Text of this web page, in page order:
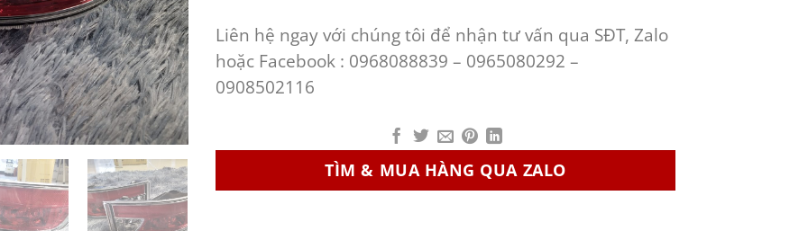
Liên hệ ngay với chúng tôi để nhận tư vấn qua SĐT, Zalo
hoặc Facebook : 0968088839 – 0965080292 –
0908502116
TÌM & MUA HÀNG QUA ZALO